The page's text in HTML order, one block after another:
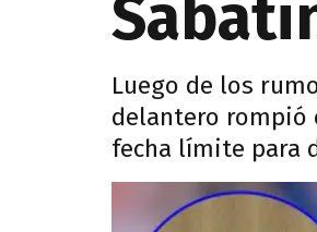
Luego de los
delantero rompió
fecha límite para